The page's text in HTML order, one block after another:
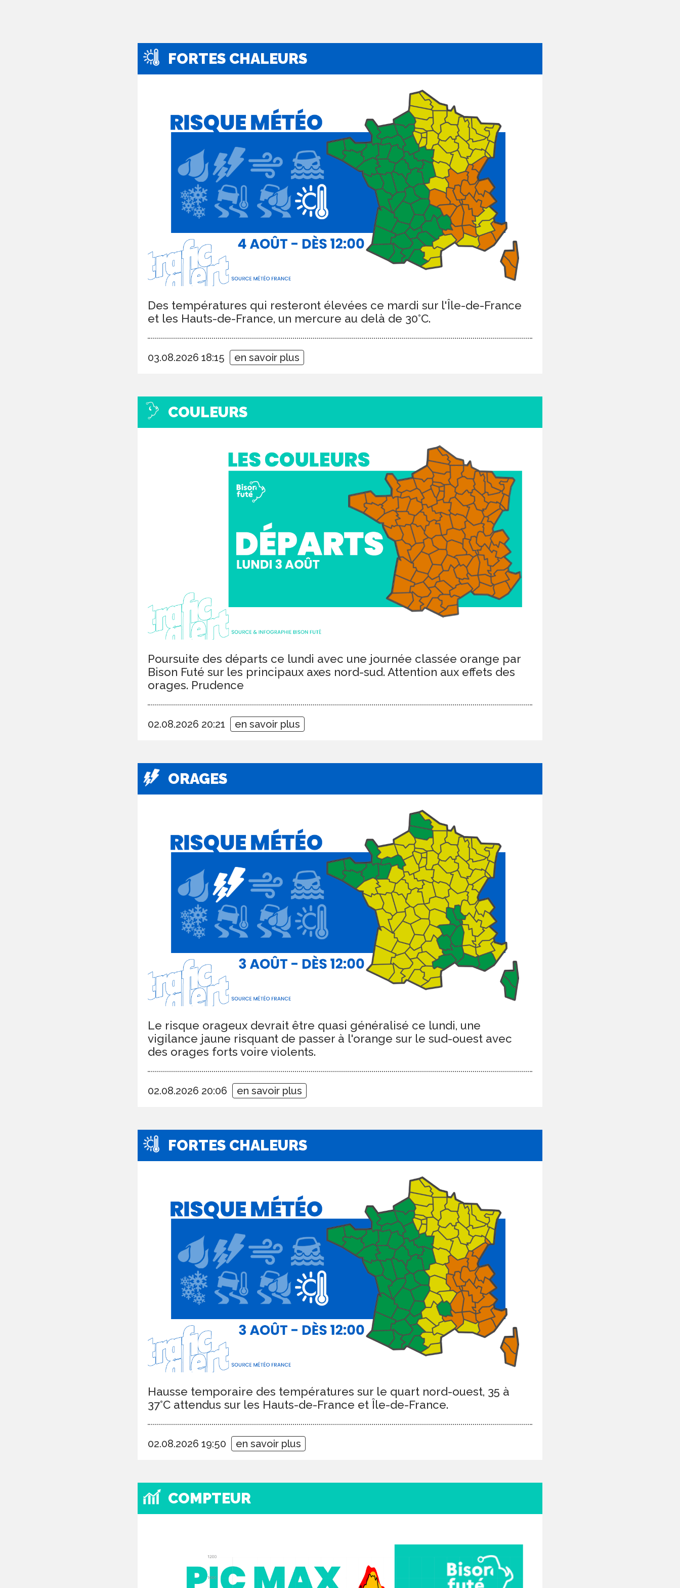
FORTES CHALEURS
Des températures qui resteront élevées ce mardi sur l'Île-de-France
et les Hauts-de-France, un mercure au delà de 30°C.
03.08.2026 18:15 en savoir plus
COULEURS
Poursuite des départs ce lundi avec une journée classée orange par
Bison Futé sur les principaux axes nord-sud. Attention aux effets des
orages. Prudence
02.08.2026 20:21 en savoir plus
ORAGES
Le risque orageux devrait être quasi généralisé ce lundi, une
vigilance jaune risquant de passer à l'orange sur le sud-ouest avec
des orages forts voire violents.
02.08.2026 20:06 en savoir plus
FORTES CHALEURS
Hausse temporaire des températures sur le quart nord-ouest, 35 à
37°C attendus sur les Hauts-de-France et Île-de-France.
02.08.2026 19:50 en savoir plus
COMPTEUR